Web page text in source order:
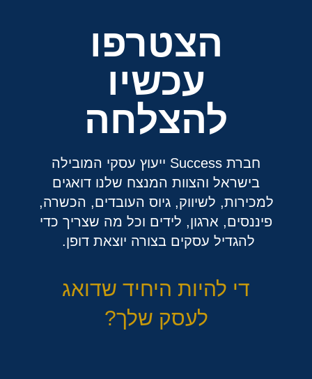
הצטרפו
עכשיו
להצלחה
חברת Success ייעוץ עסקי המובילה
בישראל והצוות המנצח שלנו דואגים
למכירות, לשיווק, גיוס העובדים, הכשרה,
פיננסים, ארגון, לידים וכל מה שצריך כדי
להגדיל עסקים בצורה יוצאת דופן.
די להיות היחיד שדואג
לעסק שלך?